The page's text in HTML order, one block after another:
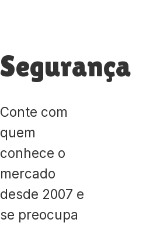
Segurança
Conte com
quem
conhece o
mercado
desde 2007 e
se preocupa